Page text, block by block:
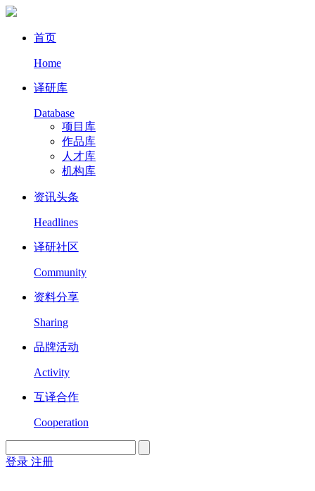
首页
Home
译研库
Database
项目库
作品库
人才库
机构库
资讯头条
Headlines
译研社区
Community
资料分享
Sharing
品牌活动
Activity
互译合作
Cooperation
登录 注册